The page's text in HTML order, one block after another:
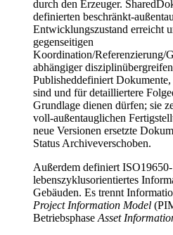
durch den Erzeuger.
definierten beschränkt-
Entwicklungszustand erreicht
gegenseitigen
Koordination/Referenzierung/
abhängiger
Publisheddefiniert
sind und für detailliertere
Grundlage dienen dürfen; sie
voll-außentauglichen
neue Versionen ersetzte
Status Archiveverschoben.
Außerdem definiert ISO19650-
lebenszyklusorientiertes
Gebäuden. Es trennt
Project Information Model
Betriebsphase Asset